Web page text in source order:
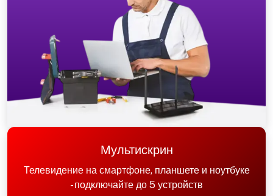
Мультискрин
Телевидение на смартфоне, планшете и ноутбуке
- подключайте до 5 устройств